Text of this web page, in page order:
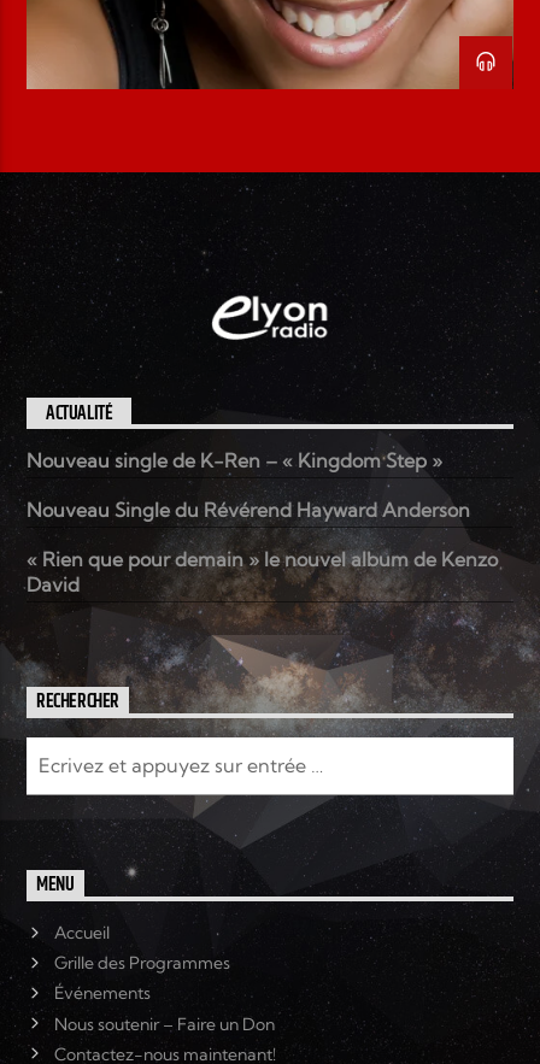
ACTUALITÉ
Nouveau single de K-Ren – « Kingdom Step »
Nouveau Single du Révérend Hayward Anderson
« Rien que pour demain » le nouvel album de Kenzo
David
RECHERCHER
MENU
Accueil
Grille des Programmes
Événements
Nous soutenir – Faire un Don
Contactez-nous maintenant!